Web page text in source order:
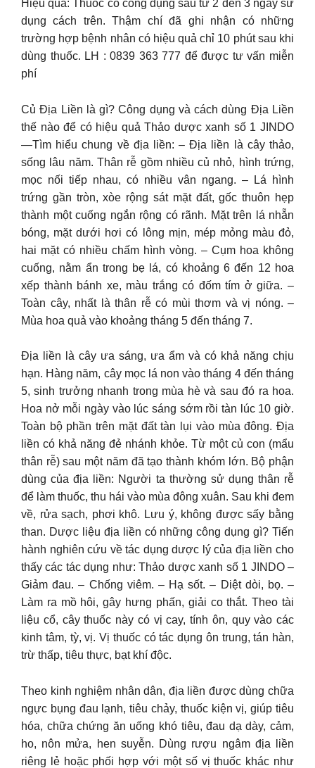
Hiệu quả: Thuốc có công dụng sau từ 2 đến 3 ngày sử
dụng cách trên. Thậm chí đã ghi nhận có những
trường hợp bệnh nhân có hiệu quả chỉ 10 phút sau khi
dùng thuốc. LH : 0839 363 777 để được tư vấn miễn
phí
Củ Địa Liền là gì? Công dụng và cách dùng Địa Liền
thế nào để có hiệu quả Thảo dược xanh số 1 JINDO
—Tìm hiểu chung về địa liền: – Địa liền là cây thảo,
sống lâu năm. Thân rễ gồm nhiều củ nhỏ, hình trứng,
mọc nối tiếp nhau, có nhiều vân ngang. – Lá hình
trứng gần tròn, xòe rộng sát mặt đất, gốc thuôn hẹp
thành một cuống ngắn rộng có rãnh. Mặt trên lá nhẵn
bóng, mặt dưới hơi có lông mịn, mép mỏng màu đỏ,
hai mặt có nhiều chấm hình vòng. – Cụm hoa không
cuống, nằm ẩn trong bẹ lá, có khoảng 6 đến 12 hoa
xếp thành bánh xe, màu trắng có đốm tím ở giữa. –
Toàn cây, nhất là thân rễ có mùi thơm và vị nóng. –
Mùa hoa quả vào khoảng tháng 5 đến tháng 7.
Địa liền là cây ưa sáng, ưa ẩm và có khả năng chịu
hạn. Hàng năm, cây mọc lá non vào tháng 4 đến tháng
5, sinh trưởng nhanh trong mùa hè và sau đó ra hoa.
Hoa nở mỗi ngày vào lúc sáng sớm rồi tàn lúc 10 giờ.
Toàn bộ phần trên mặt đất tàn lụi vào mùa đông. Địa
liền có khả năng đẻ nhánh khỏe. Từ một củ con (mẩu
thân rễ) sau một năm đã tạo thành khóm lớn. Bộ phận
dùng của địa liền: Người ta thường sử dụng thân rễ
để làm thuốc, thu hái vào mùa đông xuân. Sau khi đem
về, rửa sạch, phơi khô. Lưu ý, không được sấy bằng
than. Dược liệu địa liền có những công dụng gì? Tiến
hành nghiên cứu về tác dụng dược lý của địa liền cho
thấy các tác dụng như: Thảo dược xanh số 1 JINDO –
Giảm đau. – Chống viêm. – Hạ sốt. – Diệt dòi, bọ. –
Làm ra mồ hôi, gây hưng phấn, giải co thắt. Theo tài
liệu cổ, cây thuốc này có vị cay, tính ôn, quy vào các
kinh tâm, tỳ, vị. Vị thuốc có tác dụng ôn trung, tán hàn,
trừ thấp, tiêu thực, bạt khí độc.
Theo kinh nghiệm nhân dân, địa liền được dùng chữa
ngực bụng đau lạnh, tiêu chảy, thuốc kiện vị, giúp tiêu
hóa, chữa chứng ăn uống khó tiêu, đau dạ dày, cảm,
ho, nôn mửa, hen suyễn. Dùng rượu ngâm địa liền
riêng lẻ hoặc phối hợp với một số vị thuốc khác như